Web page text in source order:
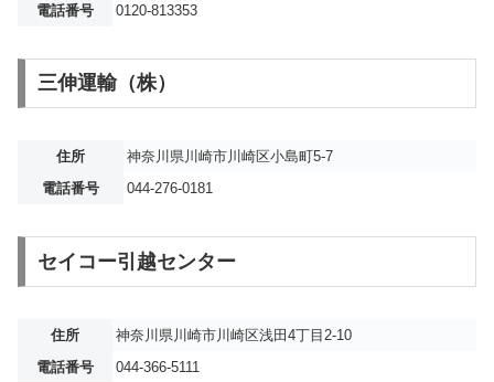
電話番号
0120-813353
三伸運輸（株）
住所
神奈川県川崎市川崎区小島町5-7
電話番号
044-276-0181
セイコー引越センター
住所
神奈川県川崎市川崎区浅田4丁目2-10
電話番号
044-366-5111